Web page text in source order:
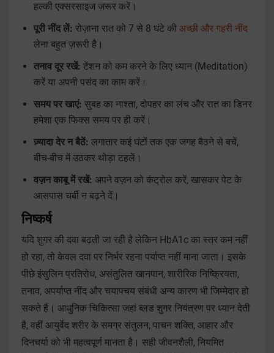
हल्की एक्सरसाइज ज़रूर करें।
पूरी नींद लें: रोज़ाना रात को 7 से 8 घंटे की अच्छी और गहरी नींद
लेना बहुत ज़रूरी है।
तनाव दूर रखें: टेंशन को कम करने के लिए ध्यान (Meditation)
करें या अपनी पसंद का काम करें।
समय पर खाएं: सुबह का नाश्ता, दोपहर का लंच और रात का डिनर
हमेशा एक फिक्स समय पर ही करें।
ज़्यादा देर न बैठें: लगातार कई घंटों तक एक जगह बैठने से बचें,
बीच-बीच में उठकर थोड़ा टहलें।
वज़न काबू में रखें: अपने वज़न को कंट्रोल करें, खासकर पेट के
आसपास चर्बी न बढ़ने दें।
निष्कर्ष
यदि शुगर की दवा बढ़ती जा रही है लेकिन HbA1c का स्तर कम नहीं
हो रहा, तो केवल दवा पर निर्भर रहना पर्याप्त नहीं माना जाता। इसके
पीछे इंसुलिन प्रतिरोध, असंतुलित खानपान, शारीरिक निष्क्रियता,
तनाव, अपर्याप्त नींद और चयापचय संबंधी अन्य कारण भी जिम्मेदार हो
सकते हैं। आधुनिक चिकित्सा जहां ब्लड शुगर नियंत्रण पर ध्यान देती
है, वहीं आयुर्वेद शरीर के समग्र संतुलन, पाचन शक्ति, आहार और
दिनचर्या को भी महत्वपूर्ण मानता है। सही जीवनशैली, नियमित